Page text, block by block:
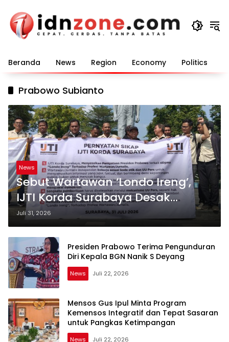
konten
Beranda News Region Economy Politics
Prabowo Subianto
News
Sebut Wartawan ‘Londo Ireng’,
IJTI Korda Surabaya Desak
Presiden Prabowo Minta Maaf
Terbuka
Juli 31, 2026
Presiden Prabowo Terima Pengunduran
Diri Kepala BGN Nanik S Deyang
News Juli 22, 2026
Mensos Gus Ipul Minta Program
Kemensos Integratif dan Tepat Sasaran
untuk Pangkas Ketimpangan
News Juli 22, 2026